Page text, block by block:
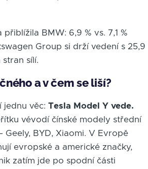
přiblížila BMW: 6,9 % vs. 7,1 %
Group si drží vedení s 25,9
stran sílí.
a v čem se liší?
jednu věc: Tesla Model Y vede.
vévodí čínské modely střední
BYD, Xiaomi. V Evropě
evropské a americké značky,
zatím jde po spodní části